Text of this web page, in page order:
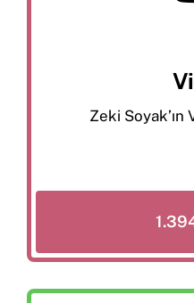
Zeki Soyak’ın